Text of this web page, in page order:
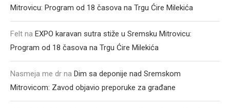
Mitrovicu: Program od 18 časova na Trgu Ćire Milekića
Felt na EXPO karavan sutra stiže u Sremsku Mitrovicu:
Program od 18 časova na Trgu Ćire Milekića
Nasmeja me dr na Dim sa deponije nad Sremskom
Mitrovicom: Zavod objavio preporuke za građane